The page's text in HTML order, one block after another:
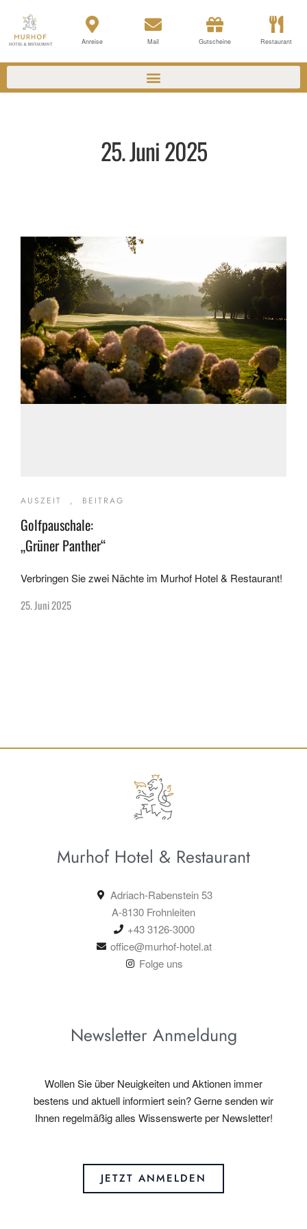
Anreise Mail Gutscheine Restaurant
25. Juni 2025
AUSZEIT , BEITRAG
Golfpauschale:
„Grüner Panther“
Verbringen Sie zwei Nächte im Murhof Hotel & Restaurant!
25. Juni 2025
Murhof Hotel & Restaurant
Adriach-Rabenstein 53
A-8130 Frohnleiten
+43 3126-3000
office@murhof-hotel.at
Folge uns
Newsletter Anmeldung
Wollen Sie über Neuigkeiten und Aktionen immer
bestens und aktuell informiert sein? Gerne senden wir
Ihnen regelmäßig alles Wissenswerte per Newsletter!
JETZT ANMELDEN